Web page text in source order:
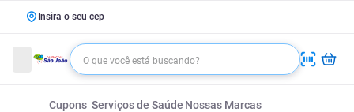
Insira o seu cep
Cupons Serviços de Saúde Nossas Marcas